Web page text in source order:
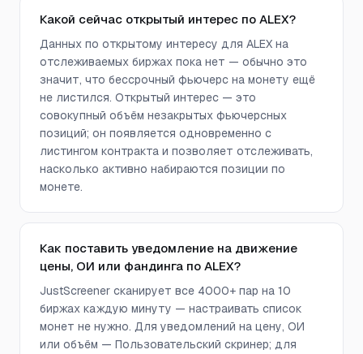
Какой сейчас открытый интерес по ALEX?
Данных по открытому интересу для ALEX на
отслеживаемых биржах пока нет — обычно это
значит, что бессрочный фьючерс на монету ещё
не листился. Открытый интерес — это
совокупный объём незакрытых фьючерсных
позиций; он появляется одновременно с
листингом контракта и позволяет отслеживать,
насколько активно набираются позиции по
монете.
Как поставить уведомление на движение
цены, ОИ или фандинга по ALEX?
JustScreener сканирует все 4000+ пар на 10
биржах каждую минуту — настраивать список
монет не нужно. Для уведомлений на цену, ОИ
или объём — Пользовательский скринер; для